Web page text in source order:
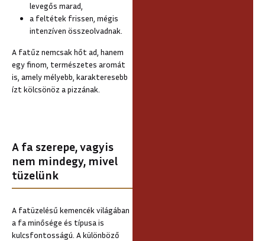
levegős marad,
a feltétek frissen, mégis
intenzíven összeolvadnak.
A fatűz nemcsak hőt ad, hanem
egy finom, természetes aromát
is, amely mélyebb, karakteresebb
ízt kölcsönöz a pizzának.
A fa szerepe, vagyis
nem mindegy, mivel
tüzelünk
A fatüzelésű kemencék világában
a fa minősége és típusa is
kulcsfontosságú. A különböző